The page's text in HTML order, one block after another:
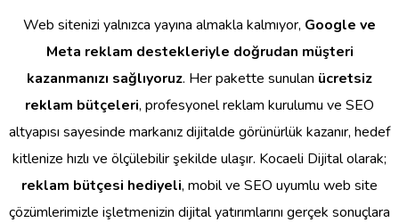
Web sitenizi yalnızca yayına almakla kalmıyor, Google ve
Meta reklam destekleriyle doğrudan müşteri
kazanmanızı sağlıyoruz. Her pakette sunulan ücretsiz
reklam bütçeleri, profesyonel reklam kurulumu ve SEO
altyapısı sayesinde markanız dijitalde görünürlük kazanır, hedef
kitlenize hızlı ve ölçülebilir şekilde ulaşır. Kocaeli Dijital olarak;
reklam bütçesi hediyeli, mobil ve SEO uyumlu web site
çözümlerimizle işletmenizin dijital yatırımlarını gerçek sonuçlara